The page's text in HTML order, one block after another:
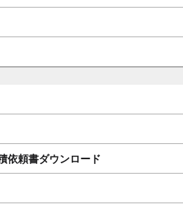
依頼書ダウンロード